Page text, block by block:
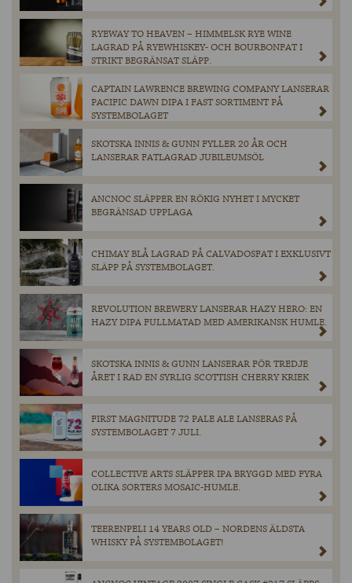
RYEWAY TO HEAVEN – HIMMELSK RYE WINE
LAGRAD PÅ RYEWHISKEY- OCH BOURBONFAT I
STRIKT BEGRÄNSAT SLÄPP.
CAPTAIN LAWRENCE BREWING COMPANY LANSERAR
PACIFIC DAWN DIPA I FAST SORTIMENT PÅ
SYSTEMBOLAGET
SKOTSKA INNIS & GUNN FYLLER 20 ÅR OCH
LANSERAR FATLAGRAD JUBILEUMSÖL
ANCNOC SLÄPPER EN RÖKIG NYHET I MYCKET
BEGRÄNSAD UPPLAGA
CHIMAY BLÅ LAGRAD PÅ CALVADOSFAT I EXKLUSIVT
SLÄPP PÅ SYSTEMBOLAGET.
REVOLUTION BREWERY LANSERAR HAZY HERO: EN
HAZY DIPA FULLMATAD MED AMERIKANSK HUMLE.
SKOTSKA INNIS & GUNN LANSERAR FÖR TREDJE
ÅRET I RAD EN SYRLIG SCOTTISH CHERRY KRIEK
FIRST MAGNITUDE 72 PALE ALE LANSERAS PÅ
SYSTEMBOLAGET 7 JULI.
COLLECTIVE ARTS SLÄPPER IPA BRYGGD MED FYRA
OLIKA SORTERS MOSAIC-HUMLE.
TEERENPELI 14 YEARS OLD – NORDENS ÄLDSTA
WHISKY PÅ SYSTEMBOLAGET!